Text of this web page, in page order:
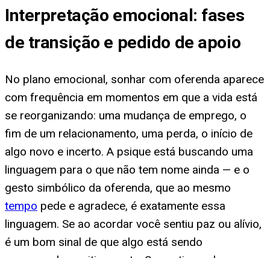
Interpretação emocional: fases
de transição e pedido de apoio
No plano emocional, sonhar com oferenda aparece
com frequência em momentos em que a vida está
se reorganizando: uma mudança de emprego, o
fim de um relacionamento, uma perda, o início de
algo novo e incerto. A psique está buscando uma
linguagem para o que não tem nome ainda — e o
gesto simbólico da oferenda, que ao mesmo
tempo pede e agradece, é exatamente essa
linguagem. Se ao acordar você sentiu paz ou alívio,
é um bom sinal de que algo está sendo